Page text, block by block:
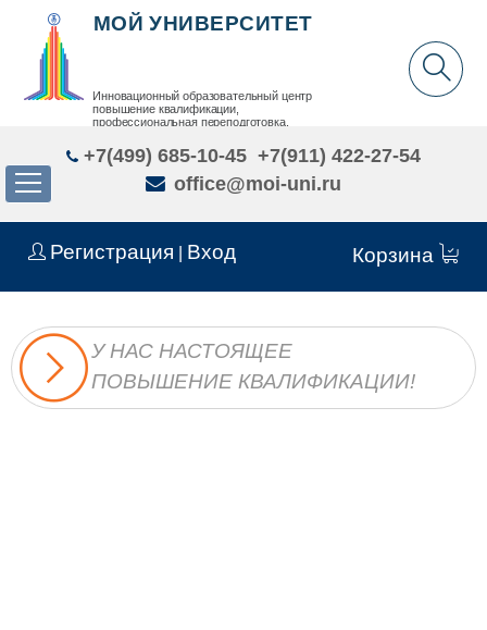
Регистрация Вход Корзина
МОЙ УНИВЕРСИТЕТ
Инновационный образовательный центр
повышение квалификации,
профессиональная переподготовка,
+7(499) 685-10-45 +7(911) 422-27-54
office@moi-uni.ru
У НАС НАСТОЯЩЕЕ
ПОВЫШЕНИЕ КВАЛИФИКАЦИИ!